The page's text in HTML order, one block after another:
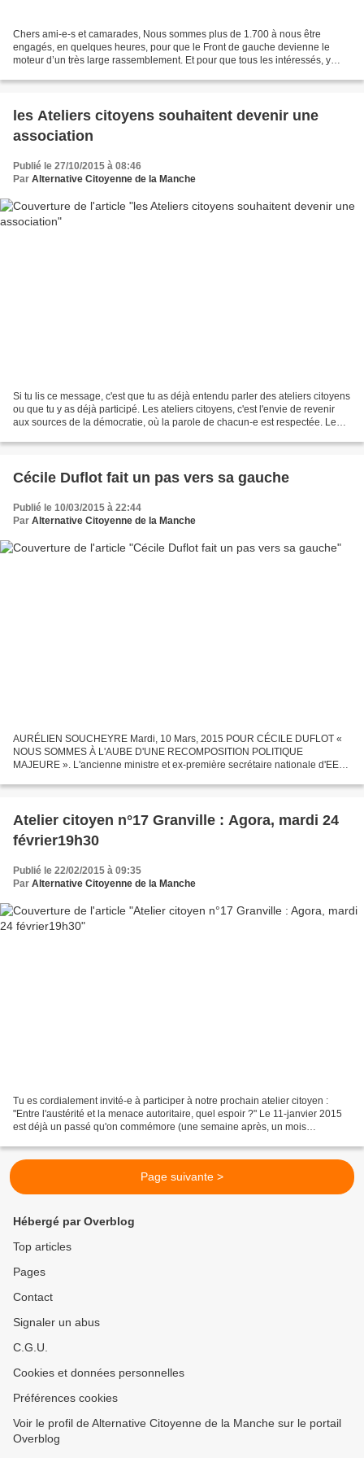
Chers ami-e-s et camarades, Nous sommes plus de 1.700 à nous être
engagés, en quelques heures, pour que le Front de gauche devienne le
moteur d’un très large rassemblement. Et pour que tous les intéressés, y
les Ateliers citoyens souhaitent devenir une
association
Publié le 27/10/2015 à 08:46
Par Alternative Citoyenne de la Manche
Si tu lis ce message, c'est que tu as déjà entendu parler des ateliers citoyens
ou que tu y as déjà participé. Les ateliers citoyens, c'est l'envie de revenir
aux sources de la démocratie, où la parole de chacun-e est respectée. Le
Cécile Duflot fait un pas vers sa gauche
Publié le 10/03/2015 à 22:44
Par Alternative Citoyenne de la Manche
AURÉLIEN SOUCHEYRE Mardi, 10 Mars, 2015 POUR CÉCILE DUFLOT «
NOUS SOMMES À L'AUBE D'UNE RECOMPOSITION POLITIQUE
MAJEURE ». L'ancienne ministre et ex-première secrétaire nationale d'EELV
Atelier citoyen n°17 Granville : Agora, mardi 24
février19h30
Publié le 22/02/2015 à 09:35
Par Alternative Citoyenne de la Manche
Tu es cordialement invité-e à participer à notre prochain atelier citoyen :
"Entre l'austérité et la menace autoritaire, quel espoir ?" Le 11-janvier 2015
est déjà un passé qu'on commémore (une semaine après, un mois
Page suivante >
Hébergé par Overblog
Top articles
Pages
Contact
Signaler un abus
C.G.U.
Cookies et données personnelles
Préférences cookies
Voir le profil de Alternative Citoyenne de la Manche sur le portail
Overblog